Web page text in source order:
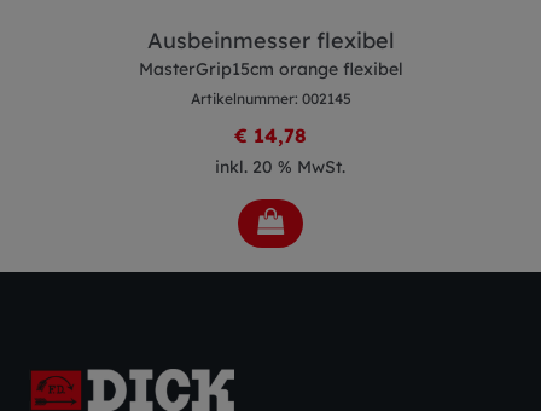
Ausbeinmesser flexibel
MasterGrip15cm orange flexibel
Artikelnummer: 002145
€ 14,78
inkl. 20 % MwSt.